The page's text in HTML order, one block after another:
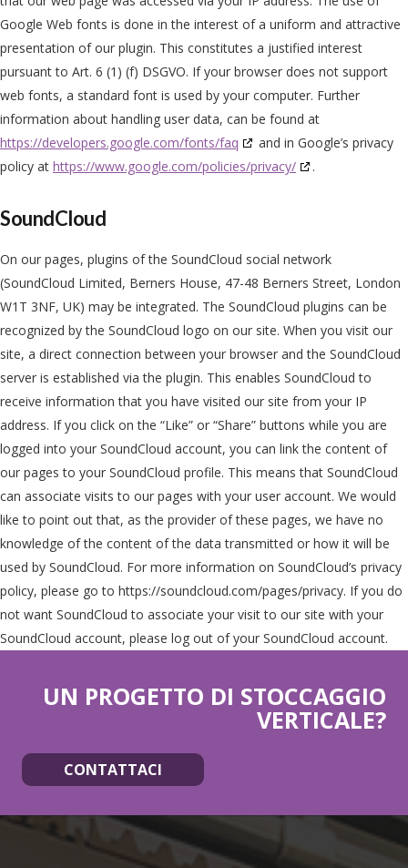
Google Web fonts is done in the interest of a uniform and attractive
presentation of our plugin. This constitutes a justified interest
pursuant to Art. 6 (1) (f) DSGVO. If your browser does not support
web fonts, a standard font is used by your computer. Further
information about handling user data, can be found at
https://developers.google.com/fonts/faq
and in Google’s privacy
policy at https://www.google.com/policies/privacy/ .
SoundCloud
On our pages, plugins of the SoundCloud social network
(SoundCloud Limited, Berners House, 47-48 Berners Street, London
W1T 3NF, UK) may be integrated. The SoundCloud plugins can be
recognized by the SoundCloud logo on our site. When you visit our
site, a direct connection between your browser and the SoundCloud
server is established via the plugin. This enables SoundCloud to
receive information that you have visited our site from your IP
address. If you click on the “Like” or “Share” buttons while you are
logged into your SoundCloud account, you can link the content of
our pages to your SoundCloud profile. This means that SoundCloud
can associate visits to our pages with your user account. We would
like to point out that, as the provider of these pages, we have no
knowledge of the content of the data transmitted or how it will be
used by SoundCloud. For more information on SoundCloud’s privacy
policy, please go to https://soundcloud.com/pages/privacy. If you do
not want SoundCloud to associate your visit to our site with your
SoundCloud account, please log out of your SoundCloud account.
UN PROGETTO DI STOCCAGGIO
VERTICALE?
CONTATTACI